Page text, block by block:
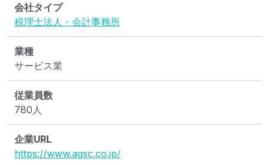
会社タイプ
税理士法人・会計事務所
業種
サービス業
従業員数
780人
企業URL
https://www.agsc.co.jp/